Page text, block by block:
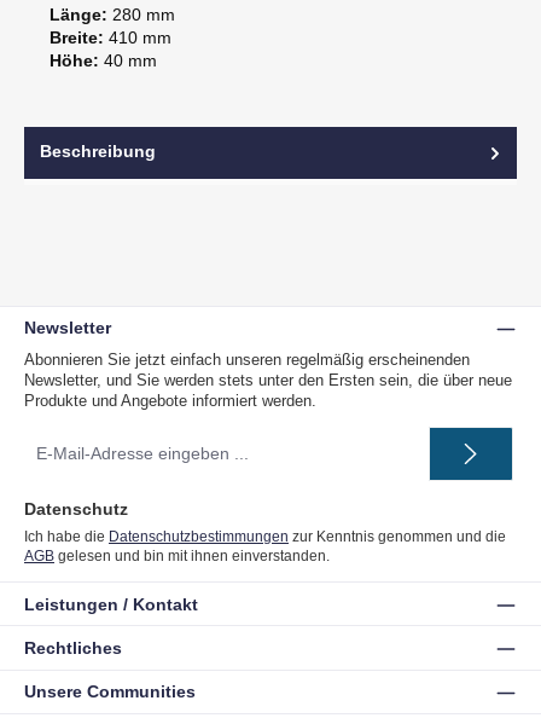
Länge: 280 mm
Breite: 410 mm
Höhe: 40 mm
Beschreibung
Newsletter
Abonnieren Sie jetzt einfach unseren regelmäßig erscheinenden
Newsletter, und Sie werden stets unter den Ersten sein, die über neue
Produkte und Angebote informiert werden.
Mail-
Datenschutz
Ich habe die Datenschutzbestimmungen zur Kenntnis genommen und die
AGB gelesen und bin mit ihnen einverstanden.
Unsere Communities
Leistungen / Kontakt
Rechtliches